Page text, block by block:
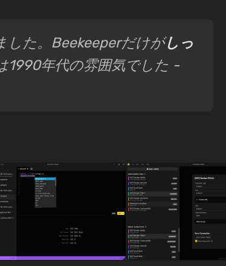
した。Beekeeperだけがしっ
1990年代の雰囲気でした -